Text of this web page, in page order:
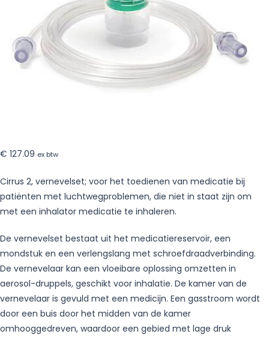
T-
stuk,
1.8m
slang
–
35
€ 127.09 ex btw
Cirrus 2, vernevelset; voor het toedienen van medicatie bij
patiënten met luchtwegproblemen, die niet in staat zijn om
met een inhalator medicatie te inhaleren.
De vernevelset bestaat uit het medicatiereservoir, een
mondstuk en een verlengslang met schroefdraadverbinding.
De vernevelaar kan een vloeibare oplossing omzetten in
aerosol-druppels, geschikt voor inhalatie. De kamer van de
vernevelaar is gevuld met een medicijn. Een gasstroom wordt
door een buis door het midden van de kamer
omhooggedreven, waardoor een gebied met lage druk